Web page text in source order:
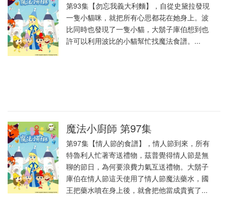
第93集【勿忘我義大利麵】，自從史黛拉發現
一隻小貓咪，就把所有心思都花在她身上。波
比同時也發現了一隻小貓，大鬍子庫伯想到也
許可以利用波比的小貓幫忙找魔法食譜。...
魔法小廚師 第97集
第97集【情人節的食譜】，情人節到來，所有
特魯利人忙著寄送禮物，茲普覺得情人節是無
聊的節日，為何要浪費力氣互送禮物。大鬍子
庫伯在情人節這天使用了情人節魔法藥水，國
王把藥水噴在身上後，就會把他當成貴賓了...